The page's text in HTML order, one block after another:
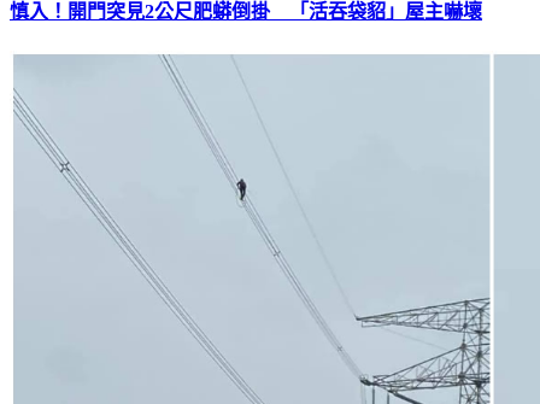
慎入！開門突見2公尺肥蟒倒掛 「活吞袋貂」屋主嚇壞